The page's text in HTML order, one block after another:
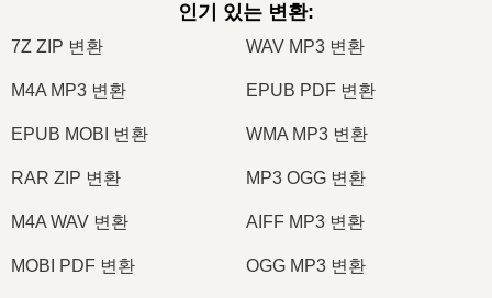
인기 있는 변환:
7Z ZIP 변환 WAV MP3 변환
M4A MP3 변환 EPUB PDF 변환
EPUB MOBI 변환 WMA MP3 변환
RAR ZIP 변환 MP3 OGG 변환
M4A WAV 변환 AIFF MP3 변환
MOBI PDF 변환 OGG MP3 변환